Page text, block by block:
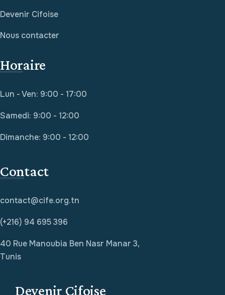
Devenir Cifoise
Nous contacter
Horaire
Lun - Ven: 9:00 - 17:00
Samedi: 9:00 - 12:00
Dimanche: 9:00 - 12:00
Contact
contact@cife.org.tn
(+216) 94 695 396
40 Rue Manoubia Ben Nasr Manar 3,
Tunis
Devenir Cifoise